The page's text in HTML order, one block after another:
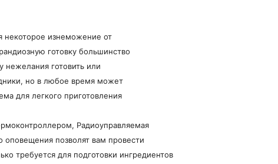
изнеможение от
готовку большинство
готовить или
но в любое время может
для легкого приготовления
Радиоуправляемая
оповещения позволят вам провести
требуется для подготовки ингредиентов